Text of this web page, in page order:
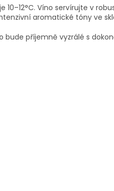
Víno servírujte v
aromatické tóny ve
bude příjemně vyzrálé s